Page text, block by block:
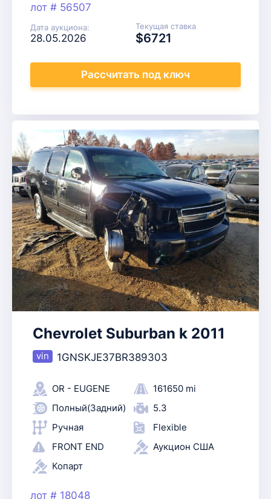
лот # 56507
Дата аукциона:
28.05.2026
Текущая ставка
$6721
Рассчитать под ключ
Chevrolet Suburban k 2011
1GNSKJE37BR389303
OR - EUGENE
161650 mi
Полный(Задний)
5.3
Ручная
Flexible
FRONT END
Аукцион США
Копарт
лот # 18048